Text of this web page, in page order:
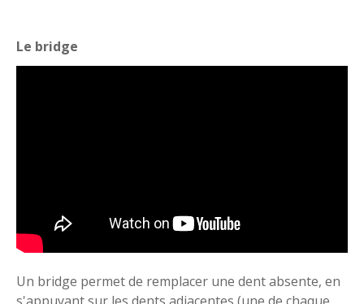
Le bridge
Un bridge permet de remplacer une dent absente, en